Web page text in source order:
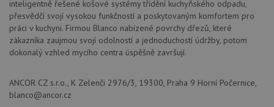
inteligentně řešené košové systémy třídění kuchyňského odpadu,
přesvědčí svojí vysokou funkčností a poskytovaným komfortem pro
práci v kuchyni. Firmou Blanco nabízené povrchy dřezů, které
zákazníka zaujmou svojí odolností a jednoduchostí údržby, potom
dokonalý vzhled mycího centra úspěšně završují.
ANCOR CZ s.r.o., K Zelenči 2976/3, 19300, Praha 9 Horní Počernice,
blanco@ancor.cz
trvání
zásadách ochrany soukromí společnosti Google